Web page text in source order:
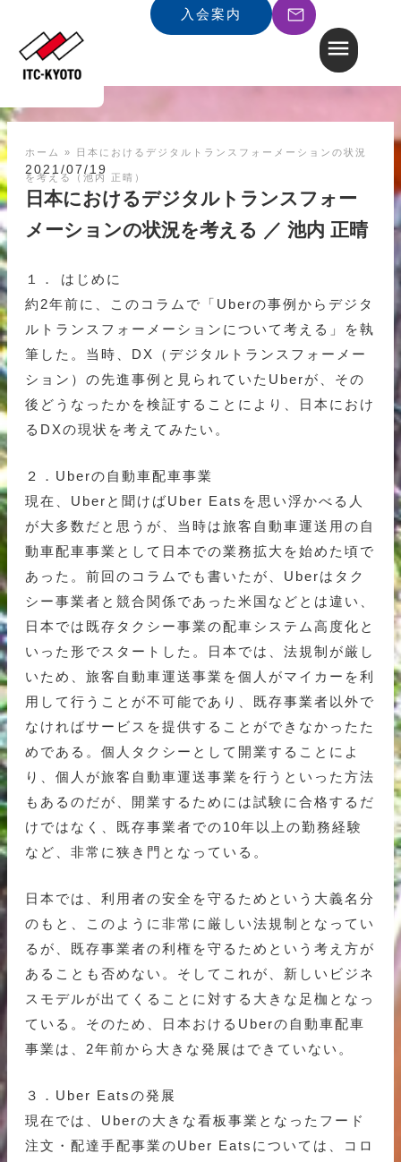
入会案内
ホーム » 日本におけるデジタルトランスフォーメーションの状況
を考える（池内 正晴）
2021/07/19
日本におけるデジタルトランスフォー
メーションの状況を考える ／ 池内 正晴
１． はじめに
約2年前に、このコラムで「Uberの事例からデジタ
ルトランスフォーメーションについて考える」を執
筆した。当時、DX（デジタルトランスフォーメー
ション）の先進事例と見られていたUberが、その
後どうなったかを検証することにより、日本におけ
るDXの現状を考えてみたい。
２．Uberの自動車配車事業
現在、Uberと聞けばUber Eatsを思い浮かべる人
が大多数だと思うが、当時は旅客自動車運送用の自
動車配車事業として日本での業務拡大を始めた頃で
あった。前回のコラムでも書いたが、Uberはタク
シー事業者と競合関係であった米国などとは違い、
日本では既存タクシー事業の配車システム高度化と
いった形でスタートした。日本では、法規制が厳し
いため、旅客自動車運送事業を個人がマイカーを利
用して行うことが不可能であり、既存事業者以外で
なければサービスを提供することができなかったた
めである。個人タクシーとして開業することによ
り、個人が旅客自動車運送事業を行うといった方法
もあるのだが、開業するためには試験に合格するだ
けではなく、既存事業者での10年以上の勤務経験
など、非常に狭き門となっている。
日本では、利用者の安全を守るためという大義名分
のもと、このように非常に厳しい法規制となってい
るが、既存事業者の利権を守るためという考え方が
あることも否めない。そしてこれが、新しいビジネ
スモデルが出てくることに対する大きな足枷となっ
ている。そのため、日本おけるUberの自動車配車
事業は、2年前から大きな発展はできていない。
３．Uber Eatsの発展
現在では、Uberの大きな看板事業となったフード
注文・配達手配事業のUber Eatsについては、コロ